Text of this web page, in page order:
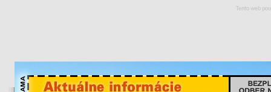
Tento web